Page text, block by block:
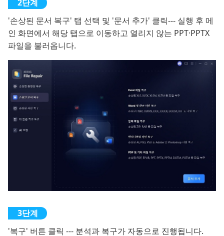
'손상된 문서 복구' 탭 선택 및 '문서 추가' 클릭--- 실행 후 메
인 화면에서 해당 탭으로 이동하고 열리지 않는 PPT·PPTX
파일을 불러옵니다.
'복구' 버튼 클릭 --- 분석과 복구가 자동으로 진행됩니다.